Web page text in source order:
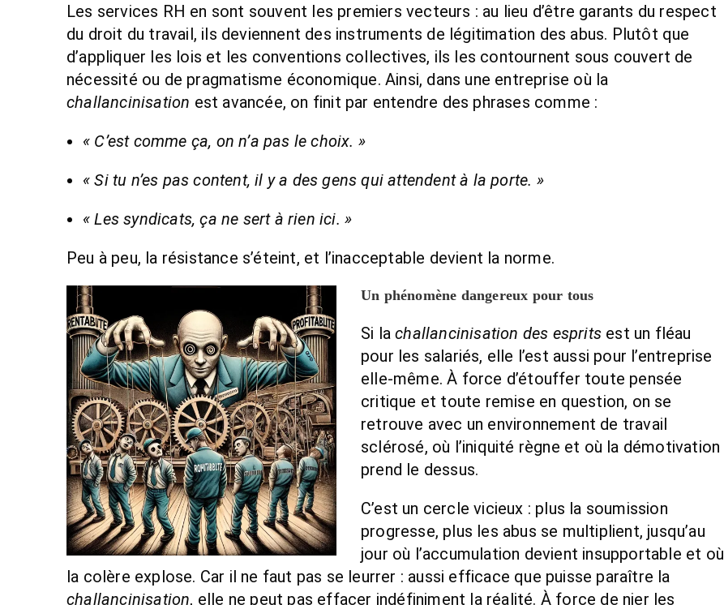
Les services RH en sont souvent les premiers vecteurs : au lieu d’être garants du respect
du droit du travail, ils deviennent des instruments de légitimation des abus. Plutôt que
d’appliquer les lois et les conventions collectives, ils les contournent sous couvert de
nécessité ou de pragmatisme économique. Ainsi, dans une entreprise où la
challancinisation est avancée, on finit par entendre des phrases comme :
« C’est comme ça, on n’a pas le choix. »
« Si tu n’es pas content, il y a des gens qui attendent à la porte. »
« Les syndicats, ça ne sert à rien ici. »
Peu à peu, la résistance s’éteint, et l’inacceptable devient la norme.
Un phénomène dangereux pour tous
Si lachallancinisation des esprits est un fléau
pour les salariés, elle l’est aussi pour l’entreprise
elle-même. À force d’étouffer toute pensée
critique et toute remise en question, on se
retrouve avec un environnement de travail
sclérosé, où l’iniquité règne et où la démotivation
prend le dessus.
C’est un cercle vicieux : plus la soumission
progresse, plus les abus se multiplient, jusqu’au
jour où l’accumulation devient insupportable et où
la colère explose. Car il ne faut pas se leurrer : aussi efficace que puisse paraître la
challancinisation, elle ne peut pas effacer indéfiniment la réalité. À force de nier les